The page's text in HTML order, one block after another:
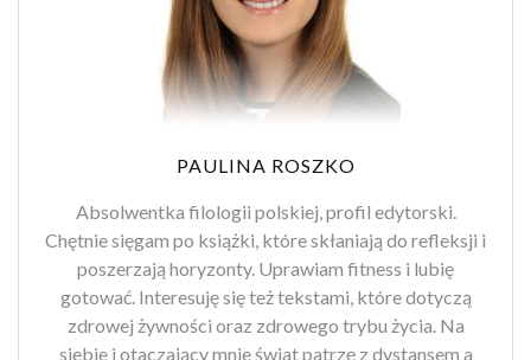
PAULINA ROSZKO
Absolwentka filologii polskiej, profil edytorski.
Chętnie sięgam po książki, które skłaniają do refleksji i
poszerzają horyzonty. Uprawiam fitness i lubię
gotować. Interesuję się też tekstami, które dotyczą
zdrowej żywności oraz zdrowego trybu życia. Na
siebie i otaczający mnie świat patrzę z dystansem a